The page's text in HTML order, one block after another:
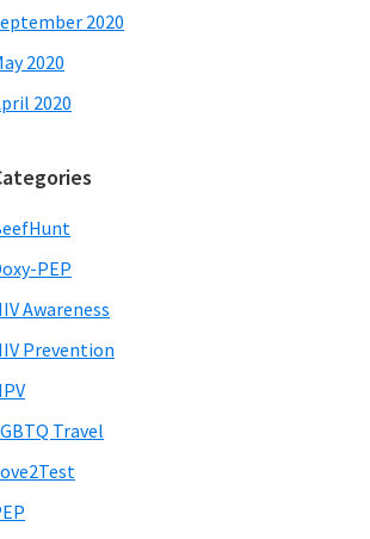
2020
2020
2020
PEP
Awareness
Prevention
Travel